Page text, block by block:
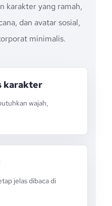
karakter yang ramah,
dan avatar sosial,
minimalis.
karakter
wajah,
jelas dibaca di